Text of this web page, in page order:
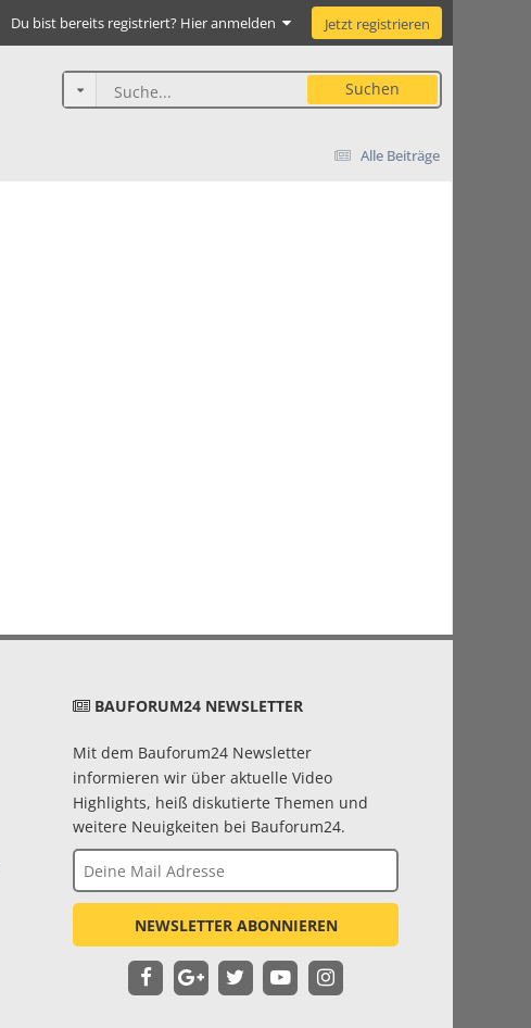
Du bist bereits registriert? Hier anmelden Jetzt registrieren
Suchen
Alle Beiträge
BAUFORUM24 NEWSLETTER
Mit dem Bauforum24 Newsletter
informieren wir über aktuelle Video
Highlights, heiß diskutierte Themen und
weitere Neuigkeiten bei Bauforum24.
NEWSLETTER ABONNIEREN